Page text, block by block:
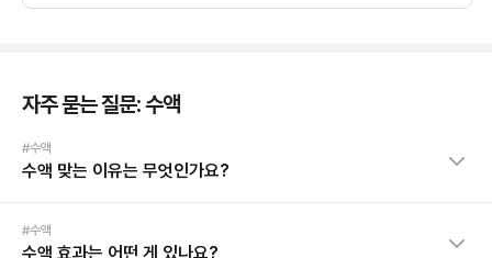
자주 묻는 질문: 수액
#수액
수액 맞는 이유는 무엇인가요?
#수액
수액 효과는 어떤 게 있나요?